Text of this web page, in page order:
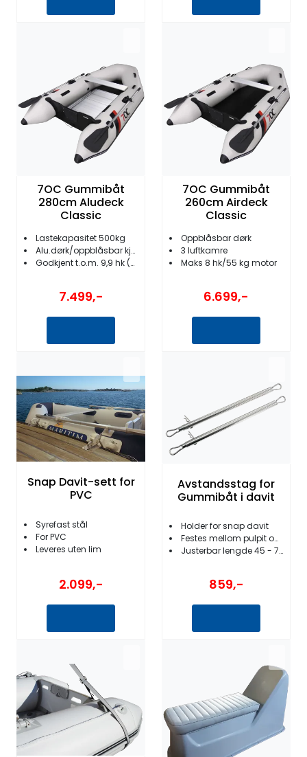
7OC Gummibåt
280cm Aludeck
Classic
Lastekapasitet 500kg
Alu.dørk/oppblåsbar kjøl/3 kamre
Godkjent t.o.m. 9,9 hk (2-takt)
7.499,-
7OC Gummibåt
260cm Airdeck
Classic
Oppblåsbar dørk
3 luftkamre
Maks 8 hk/55 kg motor
6.699,-
Snap Davit-sett for
PVC
Syrefast stål
For PVC
Leveres uten lim
2.099,-
Avstandsstag for
Gummibåt i davit
Holder for snap davit
Festes mellom pulpit og gummibåt
Justerbar lengde 45 - 70 cm
859,-